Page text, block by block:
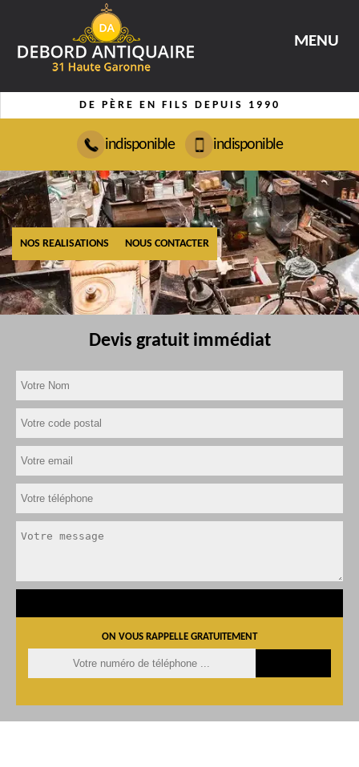
MENU
DE PÈRE EN FILS DEPUIS 1990
indisponible indisponible
NOS REALISATIONS NOUS CONTACTER
Devis gratuit immédiat
ON VOUS RAPPELLE GRATUITEMENT